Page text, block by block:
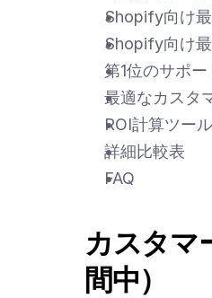
Shopify向け
Shopify向け
第1位のサポ
最適なカスタ
ROI計算ツー
詳細比較表
FAQ
カスタマ
間中）